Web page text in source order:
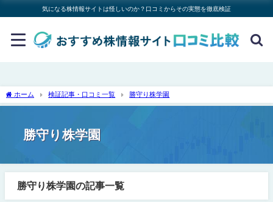
気になる株情報サイトは怪しいのか？口コミからその実態を徹底検証
ホーム 検証記事・口コミ一覧 勝守り株学園
勝守り株学園
勝守り株学園の記事一覧